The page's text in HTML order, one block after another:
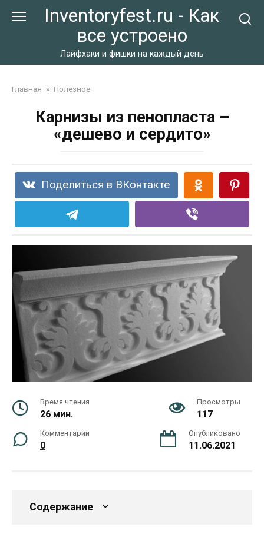
Inventoryfest.ru - Как
все устроено
Лайфхаки и фишки на каждый день
Главная » Полезное
Карнизы из пенопласта –
«дешево и сердито»
Поделиться в ВКонтакте
Время чтения
26 мин.
Просмотры
117
Комментарии
0
Опубликовано
11.06.2021
Содержание